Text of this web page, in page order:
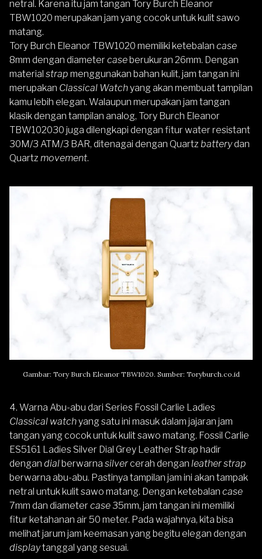
netral. Karena itu jam tangan Tory Burch Eleanor
TBW1020 merupakan jam yang cocok untuk kulit sawo
matang.
Tory Burch Eleanor TBW1020 memiliki ketebalan case
8mm dengan diameter caseberukuran 26mm. Dengan
material strap menggunakan bahan kulit, jam tangan ini
merupakan Classical Watchyang akan membuat tampilan
kamu lebih elegan. Walaupun merupakan jam tangan
klasik dengan tampilan analog, Tory Burch Eleanor
TBW102030 juga dilengkapi dengan fitur water resistant
30M/3 ATM/3 BAR, ditenagai dengan Quartz batterydan
Quartz movement.
Gambar: Tory Burch Eleanor TBW1020. Sumber: Toryburch.co.id
4. Warna Abu-abu dari Series Fossil Carlie Ladies
Classical watchyang satu ini masuk dalam jajaran jam
tangan yang cocok untuk kulit sawo matang. Fossil Carlie
ES5161 Ladies Silver Dial Grey Leather Strap hadir
dengan dialberwarna silvercerah dengan leather strap
berwarna abu-abu. Pastinya tampilan jam ini akan tampak
netral untuk kulit sawo matang. Dengan ketebalan case
7mm dan diameter case35mm, jam tangan ini memiliki
fitur ketahanan air 50 meter. Pada wajahnya, kita bisa
melihat jarum jam keemasan yang begitu elegan dengan
displaytanggal yang sesuai.